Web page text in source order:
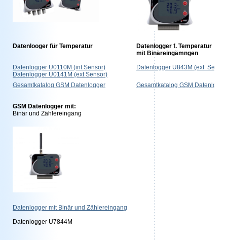
Datenlooger für Temperatur
Datenlogger U0110M (int.Sensor)
Datenlogger U0141M (ext.Sensor)
Datenlogger f. Temperatur
mit Binäreingämngen
Datenlogger U843M (ext.
Gesamtkatalog GSM Datenlogger Gesamtkatalog GSM
GSM Datenlogger mit:
Binär und Zählereingang
Datenlogger mit Binär und Zählereingang
Datenlogger U7844M